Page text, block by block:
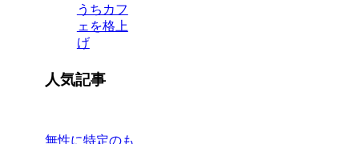
うちカフ
ェを格上
げ
人気記事
無性に特定のも